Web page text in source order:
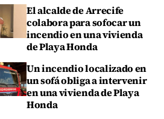
El alcalde de Arrecife
colabora para sofocar un
incendio en una vivienda
de Playa Honda
Un incendio localizado en
un sofá obliga a intervenir
en una vivienda de Playa
Honda